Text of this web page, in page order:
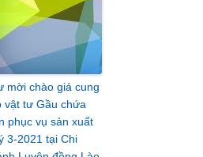
mời chào giá cung
vật tư Gầu chứa
phục vụ sản xuất
3-2021 tại Chi